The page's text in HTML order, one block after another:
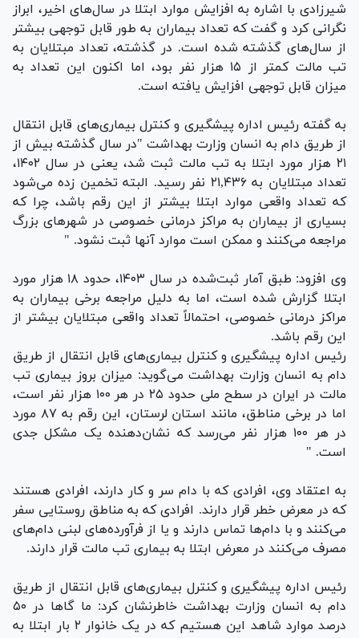
شیرزادی با اشاره به افزایش موارد ابتلا در سال‌های اخیر، ابراز
نگرانی کرد و گفت که تعداد بیماران به طور قابل توجهی بیشتر
از سال‌های گذشته شده است. در گذشته، تعداد مبتلایان به
تب مالت کمتر از ۱۵ هزار نفر بود، اما اکنون این تعداد به
میزان قابل توجهی افزایش یافته است.
به گفته رئیس اداره پیشگیری و کنترل بیماری‌های قابل انتقال
از طریق دام به انسان وزارت بهداشت "در سال گذشته بیش از
۲۱ هزار مورد ابتلا به تب مالت ثبت شد، یعنی در سال ۱۴۰۲،
تعداد مبتلایان به ۲۱,۴۳۶ نفر رسید. البته تخمین زده می‌شود
که تعداد واقعی موارد ابتلا بیشتر از این رقم باشد، چرا که
بسیاری از بیماران به مراکز درمانی خصوصی در شهر‌های بزرگ
مراجعه می‌کنند و ممکن است موارد آنها ثبت نشود. "
وی افزود: طبق آمار ثبت‌شده در سال ۱۴۰۳، حدود ۱۸ هزار مورد
ابتلا گزارش شده است، اما به دلیل مراجعه برخی بیماران به
مراکز درمانی خصوصی، احتمالاً تعداد واقعی مبتلایان بیشتر از
این رقم باشد.
رئیس اداره پیشگیری و کنترل بیماری‌های قابل انتقال از طریق
دام به انسان وزارت بهداشت می‌گوید: میزان بروز بیماری تب
مالت در ایران در سطح ملی حدود ۲۵ در هر ۱۰۰ هزار نفر است،
اما در برخی مناطق، مانند استان لرستان، این رقم به ۸۷ مورد
در هر ۱۰۰ هزار نفر می‌رسد که نشان‌دهنده یک مشکل جدی
است. "
به اعتقاد وی، افرادی که با دام سر و کار دارند، افرادی هستند
که در معرض خطر قرار دارند. افرادی که به مناطق روستایی سفر
می‌کنند و با دام‌ها تماس دارند و یا از فرآورده‌های لبنی دام‌های
مصرف می‌کنند در معرض ابتلا به بیماری تب مالت قرار دارند.
رئیس اداره پیشگیری و کنترل بیماری‌های قابل انتقال از طریق
دام به انسان وزارت بهداشت خاطرنشان کرد: ما گا‌ها در ۵۰
درصد موارد شاهد این هستیم که در یک خانوار ۲ بار ابتلا به